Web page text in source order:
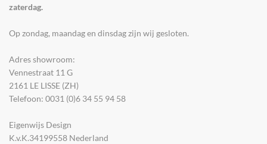
zaterdag.
Op zondag, maandag en dinsdag zijn wij gesloten.
Adres showroom:
Vennestraat 11 G
2161 LE LISSE (ZH)
Telefoon: 0031 (0)6 34 55 94 58
Eigenwijs Design
K.v.K.34199558 Nederland